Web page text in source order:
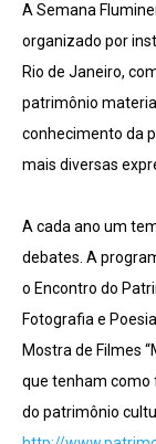
A Semana
organizado por
Rio de Janeiro,
patrimônio
conhecimento da
mais diversas
A cada ano um
debates. A
o Encontro do
Fotografia e
Mostra de Filmes
que tenham como
do patrimônio